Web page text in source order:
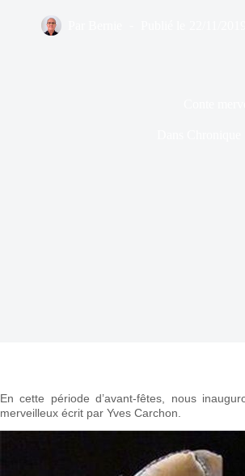
En cette période d’avant-fêtes, nous
merveilleux écrit par Yves Carchon.